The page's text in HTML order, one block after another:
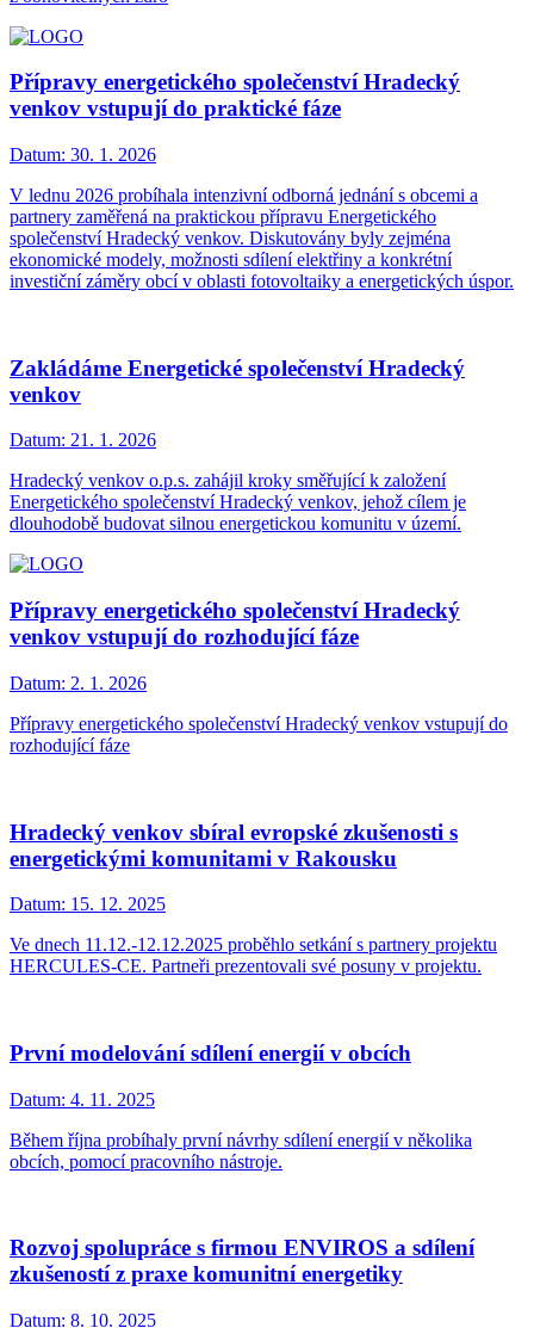
Přípravy energetického společenství Hradecký
venkov vstupují do praktické fáze
Datum: 30. 1. 2026
V lednu 2026 probíhala intenzivní odborná jednání s obcemi a
partnery zaměřená na praktickou přípravu Energetického
společenství Hradecký venkov. Diskutovány byly zejména
ekonomické modely, možnosti sdílení elektřiny a konkrétní
investiční záměry obcí v oblasti fotovoltaiky a energetických úspor.
Zakládáme Energetické společenství Hradecký
venkov
Datum: 21. 1. 2026
Hradecký venkov o.p.s. zahájil kroky směřující k založení
Energetického společenství Hradecký venkov, jehož cílem je
dlouhodobě budovat silnou energetickou komunitu v území.
Přípravy energetického společenství Hradecký
venkov vstupují do rozhodující fáze
Datum: 2. 1. 2026
Přípravy energetického společenství Hradecký venkov vstupují do
rozhodující fáze
Hradecký venkov sbíral evropské zkušenosti s
energetickými komunitami v Rakousku
Datum: 15. 12. 2025
Ve dnech 11.12.-12.12.2025 proběhlo setkání s partnery projektu
HERCULES-CE. Partneři prezentovali své posuny v projektu.
První modelování sdílení energií v obcích
Datum: 4. 11. 2025
Během října probíhaly první návrhy sdílení energií v několika
obcích, pomocí pracovního nástroje.
Rozvoj spolupráce s firmou ENVIROS a sdílení
zkušeností z praxe komunitní energetiky
Datum: 8. 10. 2025